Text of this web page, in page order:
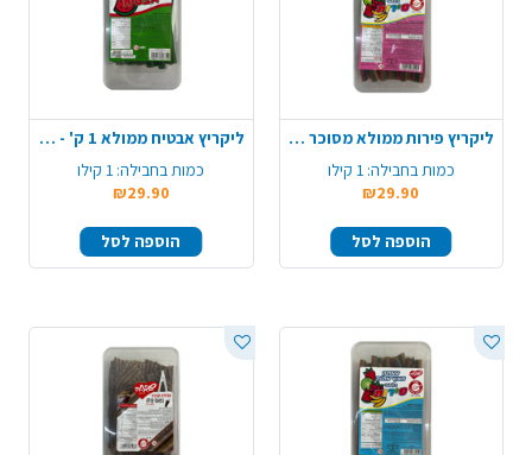
ליקריץ פירות ממולא מסוכר 1 ק' - צבעוני
כמות בחבילה: 1 קילו
₪29.90
הוספה לסל
ליקריץ אבטיח ממולא 1 ק' - ירוק אדום
כמות בחבילה: 1 קילו
₪29.90
הוספה לסל